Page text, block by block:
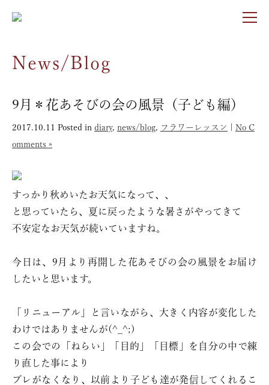
News/Blog
9月＊花あそびの会の風景（子ども編）
2017.10.11 Posted in diary, news/blog, フラワーレッスン
No C
omments »
すっかり秋めいたお天気になって、、
と思っていたら、夏に戻ったような暑さがやってきて
不安定なお天気が続いていますね。
今日は、9月より再開した花あそびの会の風景をお届け
したいと思います。
「リニューアル」と言いながら、大きく内容が変化した
わけではありませんが(^_^;)
この会での「ねらい」「目的」「目標」を自分の中で練
り直した事により
ブレがなくなり、以前より子ども達が発信してくれるこ